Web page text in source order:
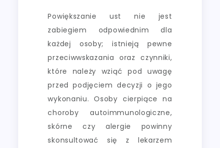
Powiększanie ust nie jest
zabiegiem odpowiednim dla
każdej osoby; istnieją pewne
przeciwwskazania oraz czynniki,
które należy wziąć pod uwagę
przed podjęciem decyzji o jego
wykonaniu. Osoby cierpiące na
choroby autoimmunologiczne,
skórne czy alergie powinny
skonsultować się z lekarzem